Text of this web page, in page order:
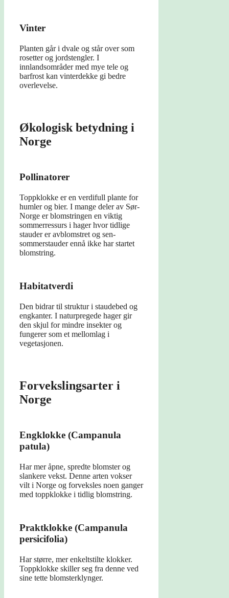
Vinter
Planten går i dvale og står over som
rosetter og jordstengler. I
innlandsområder med mye tele og
barfrost kan vinterdekke gi bedre
overlevelse.
Økologisk betydning i
Norge
Pollinatorer
Toppklokke er en verdifull plante for
humler og bier. I mange deler av Sør-
Norge er blomstringen en viktig
sommerressurs i hager hvor tidlige
stauder er avblomstret og sen-
sommerstauder ennå ikke har startet
blomstring.
Habitatverdi
Den bidrar til struktur i staudebed og
engkanter. I naturpregede hager gir
den skjul for mindre insekter og
fungerer som et mellomlag i
vegetasjonen.
Forvekslingsarter i
Norge
Engklokke (Campanula
patula)
Har mer åpne, spredte blomster og
slankere vekst. Denne arten vokser
vilt i Norge og forveksles noen ganger
med toppklokke i tidlig blomstring.
Praktklokke (Campanula
persicifolia)
Har større, mer enkeltstilte klokker.
Toppklokke skiller seg fra denne ved
sine tette blomsterklynger.